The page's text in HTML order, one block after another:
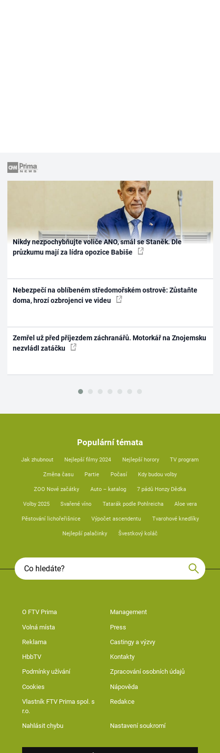
Nikdy nezpochybňujte voliče ANO, smál se Staněk. Dle
průzkumu mají za lídra opozice Babiše
Nebezpečí na oblíbeném středomořském ostrově: Zůstaňte
doma, hrozí ozbrojenci ve videu
Zemřel už před příjezdem záchranářů. Motorkář na Znojemsku
nezvládl zatáčku
Populární témata
Jak zhubnout Nejlepší filmy 2024 Nejlepší horory TV program
Změna času Partie Počasí Kdy budou volby
ZOO Nové začátky Auto – katalog 7 pádů Honzy Dědka
Volby 2025 Svařené víno Tatarák podle Pohlreicha Aloe vera
Pěstování lichořeřišnice Výpočet ascendentu Tvarohové knedlíky
Nejlepší palačinky Švestkový koláč
O FTV Prima Management
Volná místa Press
Reklama Castingy a výzvy
HbbTV Kontakty
Podmínky užívání Zpracování osobních údajů
Cookies Nápověda
Vlastník FTV Prima spol. s
r.o.
Redakce
Nahlásit chybu Nastavení soukromí